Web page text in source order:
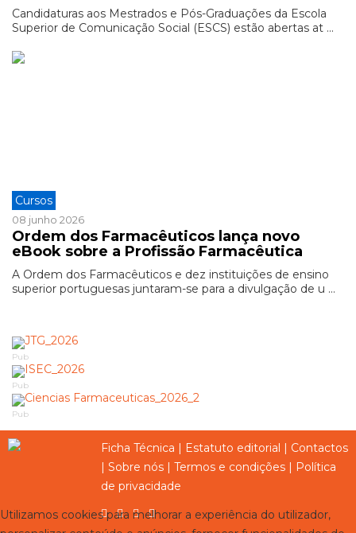
Candidaturas aos Mestrados e Pós-Graduações da Escola
Superior de Comunicação Social (ESCS) estão abertas at ...
Cursos
08 junho 2026
Ordem dos Farmacêuticos lança novo
eBook sobre a Profissão Farmacêutica
A Ordem dos Farmacêuticos e dez instituições de ensino
superior portuguesas juntaram-se para a divulgação de u ...
Pub
Pub
Pub
Ficha Técnica | Estatuto editorial | Contactos
| Sobre nós | Termos e condições | Política
de privacidade
Utilizamos cookies para melhorar a experiência do utilizador,